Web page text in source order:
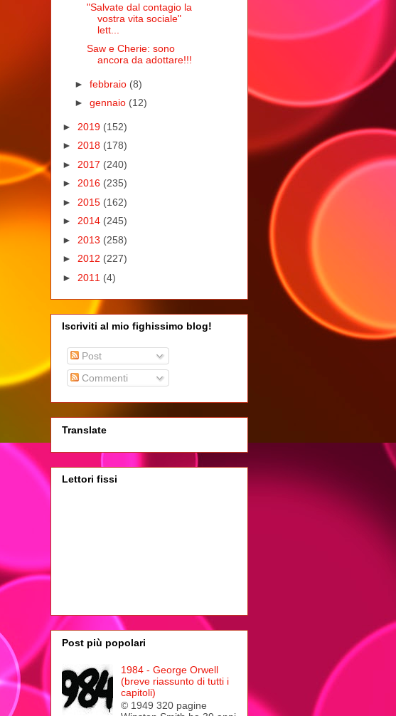
"Salvate dal contagio la
vostra vita sociale"
lett...
Saw e Cherie: sono
ancora da adottare!!!
► febbraio (8)
► gennaio (12)
► 2019 (152)
► 2018 (178)
► 2017 (240)
► 2016 (235)
► 2015 (162)
► 2014 (245)
► 2013 (258)
► 2012 (227)
► 2011 (4)
Iscriviti al mio fighissimo blog!
Post
Commenti
Translate
Lettori fissi
Post più popolari
1984 - George Orwell
(breve riassunto di tutti i
capitoli)
© 1949 320 pagine